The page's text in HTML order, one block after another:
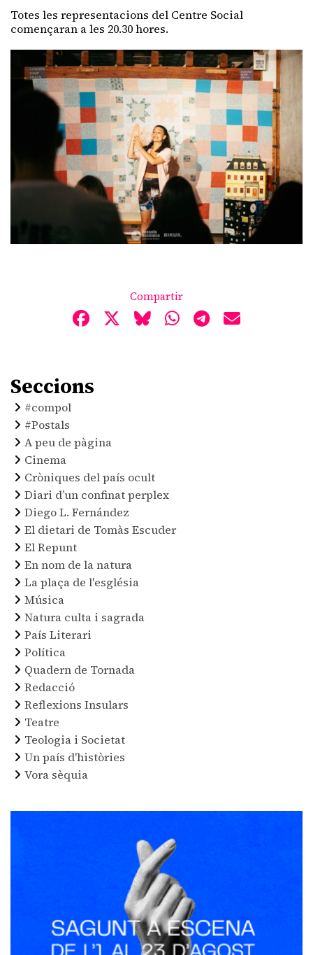
Totes les representacions del Centre Social
començaran a les 20.30 hores.
Compartir
Seccions
#compol
#Postals
A peu de pàgina
Cinema
Cròniques del país ocult
Diari d’un confinat perplex
Diego L. Fernández
El dietari de Tomàs Escuder
El Repunt
En nom de la natura
La plaça de l'església
Música
Natura culta i sagrada
País Literari
Política
Quadern de Tornada
Redacció
Reflexions Insulars
Teatre
Teologia i Societat
Un país d'històries
Vora sèquia